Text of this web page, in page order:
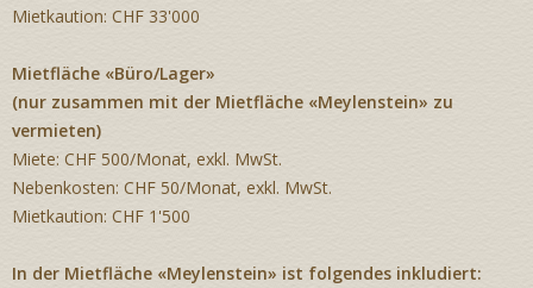
Mietkaution: CHF 33'000
Mietfläche «Büro/Lager»
(nur zusammen mit der Mietfläche «Meylenstein» zu
vermieten)
Miete: CHF 500/Monat, exkl. MwSt.
Nebenkosten: CHF 50/Monat, exkl. MwSt.
Mietkaution: CHF 1'500
In der Mietfläche «Meylenstein» ist folgendes inkludiert: